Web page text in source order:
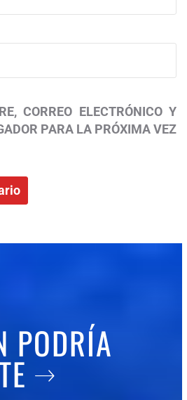
CORREO ELECTRÓNICO Y
PARA LA PRÓXIMA VEZ
PODRÍA